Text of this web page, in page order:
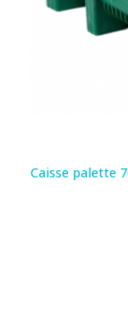
Caisse palette